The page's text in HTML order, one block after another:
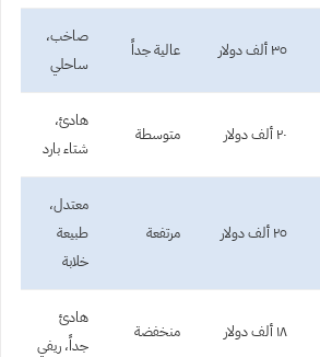
٣٥ ألف دولار عالية جداً
صاخب،
ساحلي
٢٠ ألف دولار متوسطة
هادئ،
شتاء بارد
٢٥ ألف دولار مرتفعة
معتدل،
طبيعة
خلابة
١٨ ألف دولار منخفضة
هادئ
جداً، ريفي